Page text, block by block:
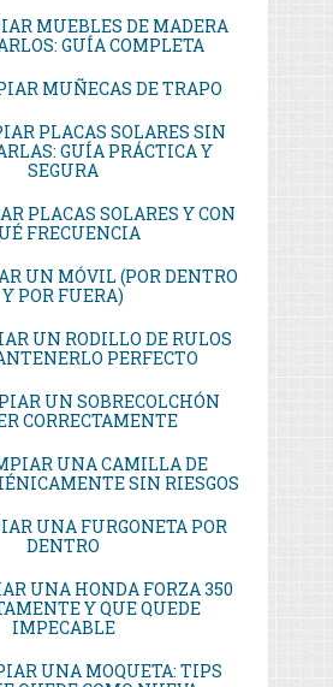
MUEBLES DE MADERA
GUÍA COMPLETA
MUÑECAS DE TRAPO
PLACAS SOLARES SIN
GUÍA PRÁCTICA Y
SEGURA
PLACAS SOLARES Y CON
FRECUENCIA
UN MÓVIL (POR DENTRO
Y POR FUERA)
UN RODILLO DE RULOS
PERFECTO
UN SOBRECOLCHÓN
CORRECTAMENTE
UNA CAMILLA DE
SIN RIESGOS
UNA FURGONETA POR
DENTRO
UNA HONDA FORZA 350
Y QUE QUEDE
IMPECABLE
UNA MOQUETA: TIPS